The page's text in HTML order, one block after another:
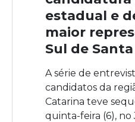
estadual e
maior
Sul de
A série de
candidatos da
Catarina teve
quinta-feira (6),